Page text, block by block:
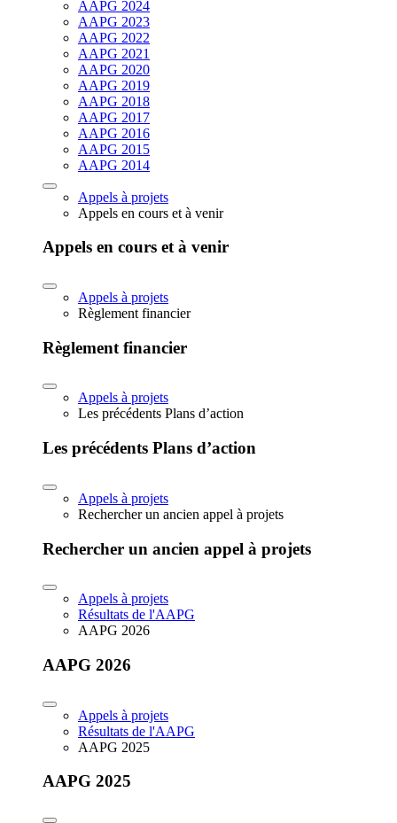
AAPG 2024
AAPG 2023
AAPG 2022
AAPG 2021
AAPG 2020
AAPG 2019
AAPG 2018
AAPG 2017
AAPG 2016
AAPG 2015
AAPG 2014
Appels à projets
Appels en cours et à venir
Appels en cours et à venir
Appels à projets
Règlement financier
Règlement financier
Appels à projets
Les précédents Plans d’action
Les précédents Plans d’action
Appels à projets
Rechercher un ancien appel à projets
Rechercher un ancien appel à projets
Appels à projets
Résultats de l'AAPG
AAPG 2026
AAPG 2026
Appels à projets
Résultats de l'AAPG
AAPG 2025
AAPG 2025